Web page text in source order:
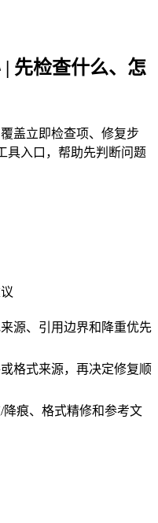
先检查什么、怎
盖立即检查项、修复步
具入口，帮助先判断问题
源、引用边界和降重优先
格式来源，再决定修复顺
痕、格式精修和参考文